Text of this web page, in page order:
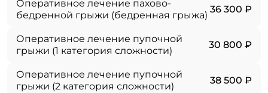
Оперативное лечение пахово-
бедренной грыжи (бедренная грыжа)
36 300 ₽
Оперативное лечение пупочной
грыжи (1 категория сложности)
30 800 ₽
Оперативное лечение пупочной
грыжи (2 категория сложности)
38 500 ₽